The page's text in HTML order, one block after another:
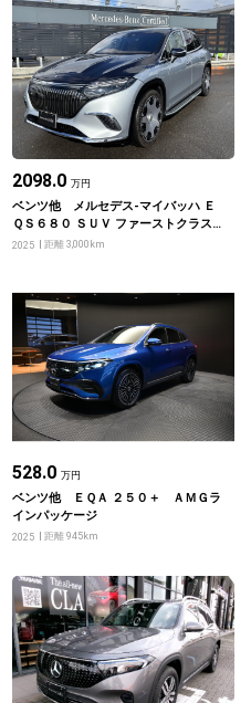
2098.0 万円
ベンツ他 メルセデス‐マイバッハ Ｅ
ＱＳ６８０ ＳＵＶ ファーストクラス
パッケージ
2025 距離 3,000km
528.0 万円
ベンツ他 ＥＱＡ ２５０＋ ＡＭＧラ
インパッケージ
2025 距離 945km